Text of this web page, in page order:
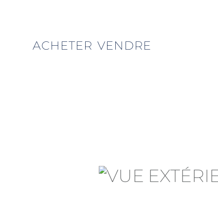
ACHETER VENDRE